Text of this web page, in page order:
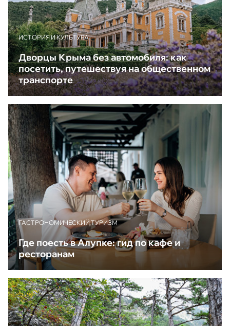
ИСТОРИЯ И КУЛЬТУРА
Дворцы Крыма без автомобиля: как
посетить, путешествуя на общественном
транспорте
ГАСТРОНОМИЧЕСКИЙ ТУРИЗМ
Где поесть в Алупке: гид по кафе и
ресторанам